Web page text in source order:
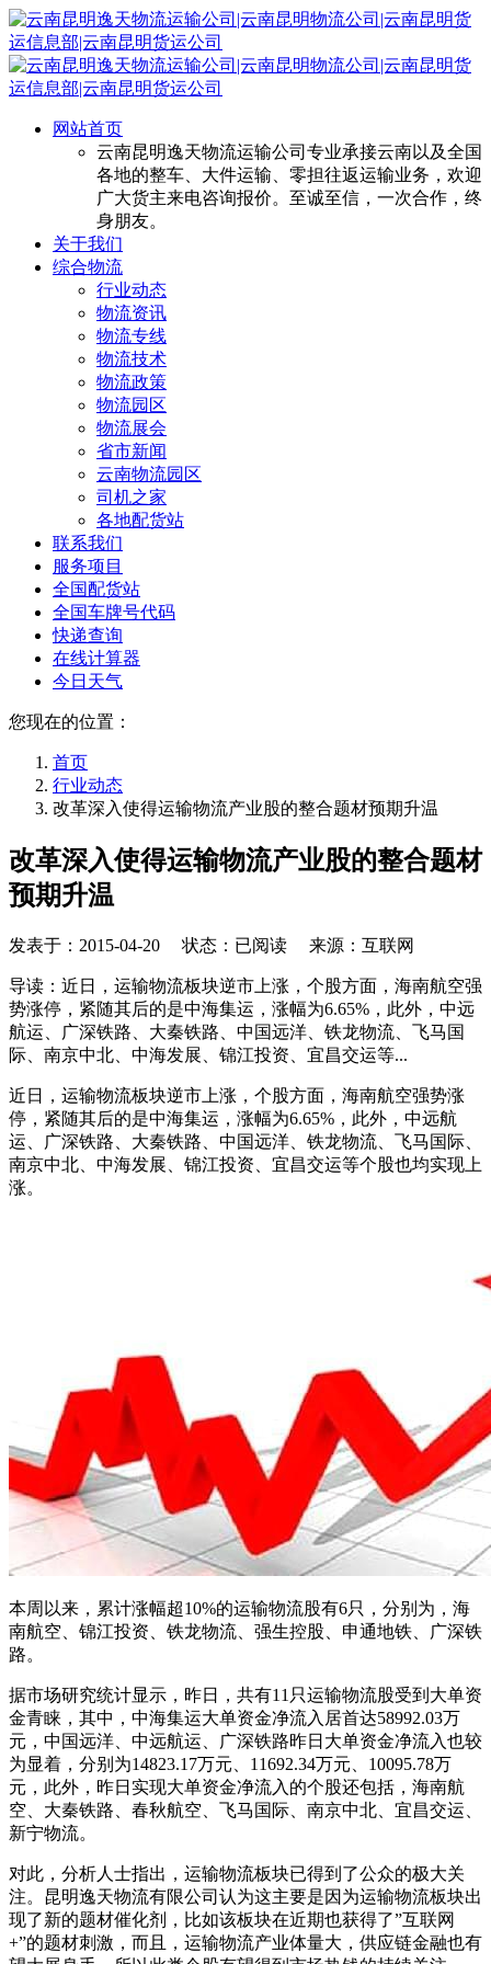
网站首页
云南昆明逸天物流运输公司专业承接云南以及全国
各地的整车、大件运输、零担往返运输业务，欢迎
广大货主来电咨询报价。至诚至信，一次合作，终
身朋友。
关于我们
综合物流
行业动态
物流资讯
物流专线
物流技术
物流政策
物流园区
物流展会
省市新闻
云南物流园区
司机之家
各地配货站
联系我们
服务项目
全国配货站
全国车牌号代码
快递查询
在线计算器
今日天气
您现在的位置：
首页
行业动态
改革深入使得运输物流产业股的整合题材预期升温
改革深入使得运输物流产业股的整合题材
预期升温
发表于： 2015-04-20 状态：已阅读 来源：互联网
导读：近日，运输物流板块逆市上涨，个股方面，海南航空强
势涨停，紧随其后的是中海集运，涨幅为6.65%，此外，中远
航运、广深铁路、大秦铁路、中国远洋、铁龙物流、飞马国
际、南京中北、中海发展、锦江投资、宜昌交运等...
近日，运输物流板块逆市上涨，个股方面，海南航空强势涨
停，紧随其后的是中海集运，涨幅为6.65%，此外，中远航
运、广深铁路、大秦铁路、中国远洋、铁龙物流、飞马国际、
南京中北、中海发展、锦江投资、宜昌交运等个股也均实现上
涨。
本周以来，累计涨幅超10%的运输物流股有6只，分别为，海
南航空、锦江投资、铁龙物流、强生控股、申通地铁、广深铁
路。
据市场研究统计显示，昨日，共有11只运输物流股受到大单资
金青睐，其中，中海集运大单资金净流入居首达58992.03万
元，中国远洋、中远航运、广深铁路昨日大单资金净流入也较
为显着，分别为14823.17万元、11692.34万元、10095.78万
元，此外，昨日实现大单资金净流入的个股还包括，海南航
空、大秦铁路、春秋航空、飞马国际、南京中北、宜昌交运、
新宁物流。
对此，分析人士指出，运输物流板块已得到了公众的极大关
注。昆明逸天物流有限公司认为这主要是因为运输物流板块出
现了新的题材催化剂，比如该板块在近期也获得了”互联网
+”的题材刺激，而且，运输物流产业体量大，供应链金融也有